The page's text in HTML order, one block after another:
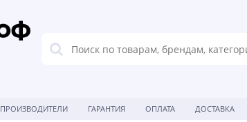
ПРОИЗВОДИТЕЛИ ГАРАНТИЯ ОПЛАТА ДОСТАВКА